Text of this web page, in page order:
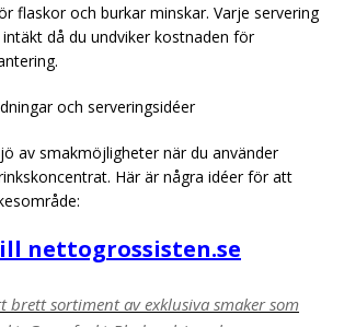
flaskor och burkar minskar. Varje servering
då du undviker kostnaden för
och serveringsidéer
av smakmöjligheter när du använder
Här är några idéer för att
nettogrossisten.se
brett sortiment av exklusiva smaker som